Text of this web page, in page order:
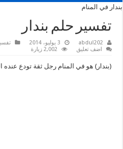
بندار في المنام
تفسير حلم بندار
abdul202 3 يوليو، 2014
اضف تعليق
2,002 زيارة
(بندار) هو في المنام رجل ثقة تودع عنده